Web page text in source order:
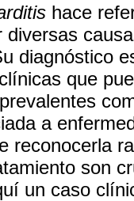
hace
diversas
diagnóstico
que
a
reconocerla
son
un caso